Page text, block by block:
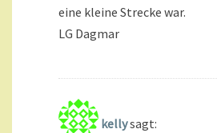
eine kleine Strecke war.
LG Dagmar
kellysagt: